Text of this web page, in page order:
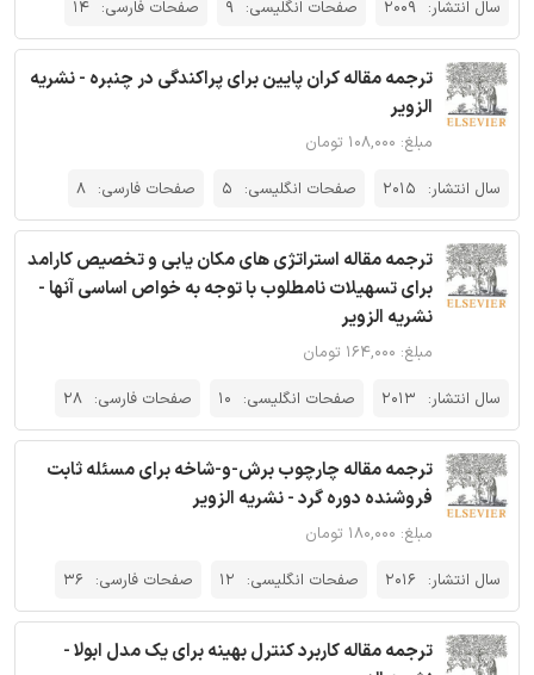
سال انتشار: 2009 صفحات انگلیسی: 9 صفحات فارسی: 14
ترجمه مقاله کران پایین برای پراکندگی در چنبره - نشریه
الزویر
مبلغ: ۱۰۸,۰۰۰ تومان
سال انتشار: 2015 صفحات انگلیسی: 5 صفحات فارسی: 8
ترجمه مقاله استراتژی های مکان یابی و تخصیص کارامد
برای تسهیلات نامطلوب با توجه به خواص اساسی آنها -
نشریه الزویر
مبلغ: ۱۶۴,۰۰۰ تومان
سال انتشار: 2013 صفحات انگلیسی: 10 صفحات فارسی: 28
ترجمه مقاله چارچوب برش-و-شاخه برای مسئله ثابت
فروشنده دوره گرد - نشریه الزویر
مبلغ: ۱۸۰,۰۰۰ تومان
سال انتشار: 2016 صفحات انگلیسی: 12 صفحات فارسی: 36
ترجمه مقاله کاربرد کنترل بهینه برای یک مدل ابولا -